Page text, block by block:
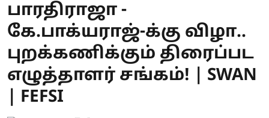
பாரதிராஜா -
கே.பாக்யராஜ்-க்கு விழா..
புறக்கணிக்கும் திரைப்பட
எழுத்தாளர் சங்கம்! | SWAN
| FEFSI